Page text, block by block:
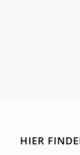
HIER